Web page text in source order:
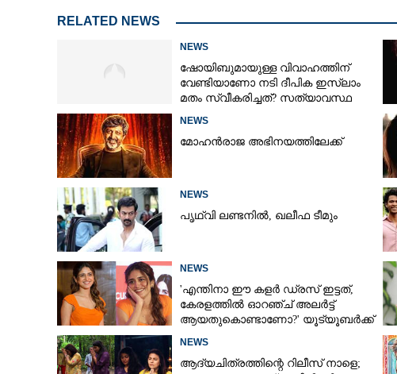
RELATED NEWS
NEWS
ഷോയിബുമായുള്ള വിവാഹത്തിന്
വേണ്ടിയാണോ നടി ദീപിക ഇസ്ലാം
മതം സ്വീകരിച്ചത്? സത്യാവസ്ഥ
NEWS
മോഹൻരാജ അഭിനയത്തിലേക്ക്
NEWS
പൃഥ്വി ലണ്ടനിൽ, ഖലീഫ ടീമും
NEWS
'എന്തിനാ ഈ കളർ ഡ്രസ് ഇട്ടത്,
കേരളത്തിൽ ഓറഞ്ച് അല‌ർട്ട്
ആയതുകൊണ്ടാണോ?' യൂട്യൂബർക്ക്
NEWS
ആദ്യചിത്രത്തിന്റെ റിലീസ് നാളെ;